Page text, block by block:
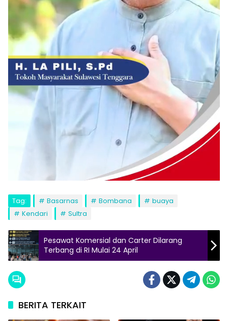
Tag: Basarnas Bombana
buaya
Kendari
Sultra
Pesawat Komersial dan Carter Dilarang
Terbang di RI Mulai 24 April
BERITA TERKAIT